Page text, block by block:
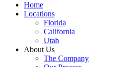
Home
Locations
Florida
California
Utah
About Us
The Company